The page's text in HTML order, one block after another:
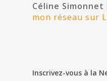
Céline
mon réseau sur
Inscrivez-vous à la